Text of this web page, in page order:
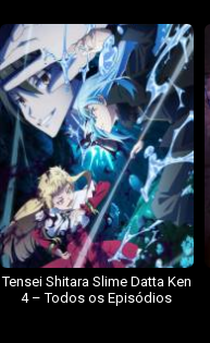
Tensei Shitara Slime Datta Ken
4 – Todos os Episódios